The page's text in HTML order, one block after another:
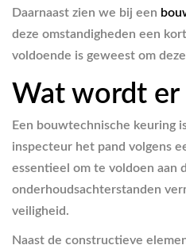
Daarnaast zien we bij een
deze omstandigheden een
voldoende is geweest om
Wat wordt er
Een bouwtechnische keuring
inspecteur het pand volgens
essentieel om te voldoen aan
onderhoudsachterstanden
veiligheid.
Naast de constructieve